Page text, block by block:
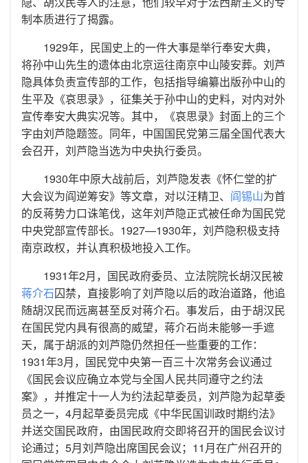
制本质进行了揭露。
1929年，民国史上的一件大事是举行奉安大典，
将孙中山先生的遗体由北京运往南京中山陵安葬。刘芦
隐具体负责宣传部的工作，包括指导编纂出版孙中山的
生平及《哀思录》，征集关于孙中山的史料，对内对外
宣传奉安大典实况等。其中，《哀思录》封面上的三个
字由刘芦隐题签。同年，中国国民党第三届全国代表大
会召开，刘芦隐当选为中央执行委员。
1930年中原大战前后，刘芦隐发表《怀仁堂的扩
大会议为阎逆筹安》等文章，对以汪精卫、 阎锡山为首
的反蒋势力口诛笔伐，这年刘芦隐正式被任命为国民党
中央党部宣传部长。1927—1930年，刘芦隐积极支持
南京政权，并认真积极地投入工作。
1931年2月，国民政府委员、立法院院长胡汉民被
蒋介石囚禁，直接影响了刘芦隐以后的政治道路，他追
随胡汉民而远离甚至反对蒋介石。事发后，由于胡汉民
在国民党内具有很高的威望，蒋介石尚未能够一手遮
天，属于胡派的刘芦隐仍然担任一些重要的工作：
1931年3月，国民党中央第一百三十次常务会议通过
《国民会议应确立本党与全国人民共同遵守之约法
案》，并推定十一人为约法起草委员，刘芦隐为起草委
员之一，4月起草委员完成《中华民国训政时期约法》
并送交国民政府，由国民政府交即将召开的国民会议讨
论通过；5月刘芦隐出席国民会议；11月在广州召开的